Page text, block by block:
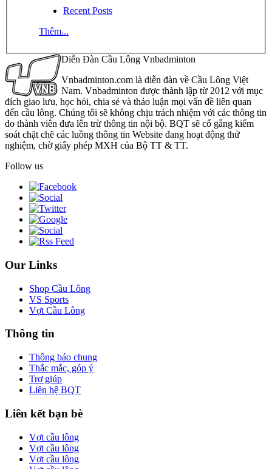
Recent Posts
Thêm...
Diễn Đàn Cầu Lông Vnbadminton
Vnbadminton.com là diễn đàn về Cầu Lông Việt
Nam. Vnbadminton được thành lập từ 2012 với mục
đích giao lưu, học hỏi, chia sẻ và thảo luận mọi vấn đề liên quan
đến cầu lông. Chúng tôi sẽ không chịu trách nhiệm với các thông tin
do thành viên đưa lên trừ thông tin nội bộ. BQT sẽ cố gắng kiểm
soát chặt chẽ các luồng thông tin Website đang hoạt động thử
nghiệm, chờ giấy phép MXH của Bộ TT & TT.
Follow us
Our Links
Shop Cầu Lông
VS Sports
Vợt Cầu Lông
Thông tin
Thông báo chung
Thắc mắc, góp ý
Trợ giúp
Liên hệ BQT
Liên kết bạn bè
Vợt cầu lông
Vợt cầu lông
Vợt cầu lông